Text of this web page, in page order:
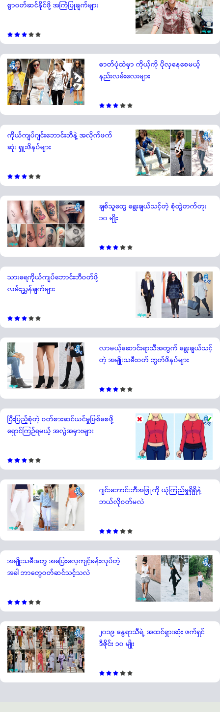
စွာဝတ်ဆင်နိုင်ဖို့ အကြံပြုချက်များ
ဓာတ်ပုံထဲမှာ ကိုယ့်ကို ပိုလှနေစေမယ့်
နည်းလမ်းလေးများ
ကိုယ်ကျပ်ဂျင်းဘောင်းဘီနဲ့ အလိုက်ဖက်
ဆုံး ရှူးဖိနပ်များ
ချစ်သူတွေ ရွေးချယ်သင့်တဲ့ စုံတွဲတက်တူး
၁၀ မျိုး
သားရေကိုယ်ကျပ်ဘောင်းဘီဝတ်ဖို့
လမ်းညွှန်ချက်များ
လာမယ့်ဆောင်းရာသီအတွက် ရွေးချယ်သင့်
တဲ့ အမျိုးသမီးဝတ် ဘွတ်ဖိနပ်များ
ပြီးပြည့်စုံတဲ့ ဝတ်စားဆင်ယင်မှုဖြစ်စေဖို့
ရှောင်ကြဉ်ရမယ့် အလွဲအမှားများ
ဂျင်းဘောင်းဘီအဖြူကို ယုံကြည်မှုရှိရှိနဲ့
ဘယ်လိုဝတ်မလဲ
အမျိုးသမီးတွေ အပြေးလေ့ကျင့်ခန်းလုပ်တဲ့
အခါ ဘာတွေဝတ်ဆင်သင့်သလဲ
၂၀၁၉ နွေရာသီရဲ့ အထင်ရှားဆုံး ဖက်ရှင်
ဒီဇိုင်း ၁၀ မျိုး